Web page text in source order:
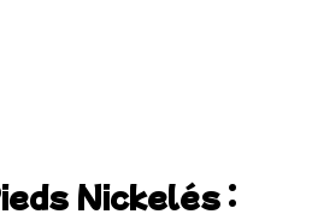
Nickelés :